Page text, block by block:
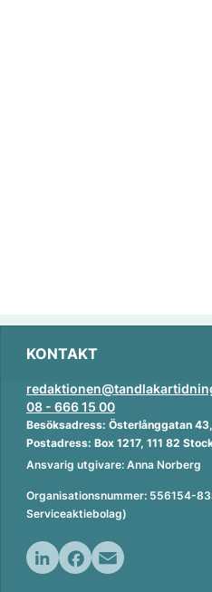
KONTAKT
08 - 666 15 00
Besöksadress: Österlånggatan
Postadress: Box 1217, 111 82
Ansvarig utgivare: Anna Norberg
Organisationsnummer: 556154-
Serviceaktiebolag)